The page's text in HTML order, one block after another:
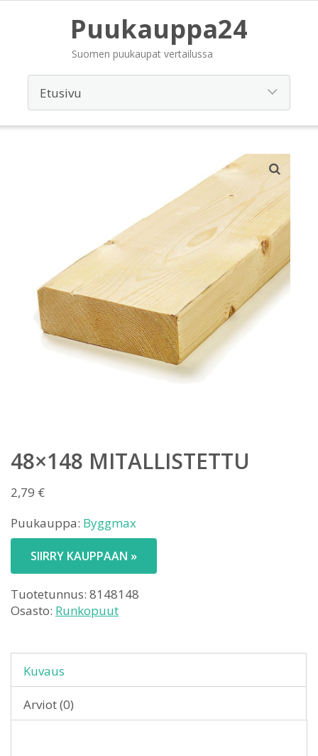
Puukauppa24
Suomen puukaupat vertailussa
48×148 MITALLISTETTU
2,79 €
Puukauppa: Byggmax
SIIRRY KAUPPAAN »
Tuotetunnus: 8148148
Osasto: Runkopuut
Kuvaus
Arviot (0)